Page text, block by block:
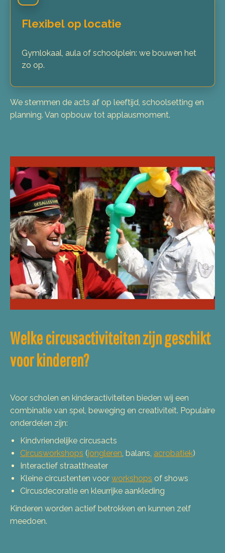
Flexibel op locatie
Gymlokaal, aula of schoolplein: we bouwen het
zo op.
We stemmen de acts af op leeftijd, schoolsetting en
planning. Van opbouw tot applausmoment.
Welke circusactiviteiten zijn geschikt
voor kinderen?
Voor scholen en kinderactiviteiten bieden wij een
combinatie van spel, beweging en creativiteit. Populaire
onderdelen zijn:
Kindvriendelijke circusacts
Circusworkshops (jongleren , balans, acrobatiek)
Interactief straattheater
Kleine circustenten voor workshops of shows
Circusdecoratie en kleurrijke aankleding
Kinderen worden actief betrokken en kunnen zelf
meedoen.